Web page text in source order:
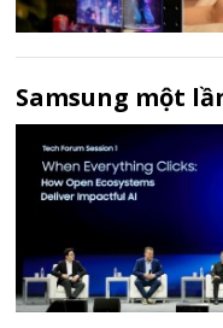
Samsung một